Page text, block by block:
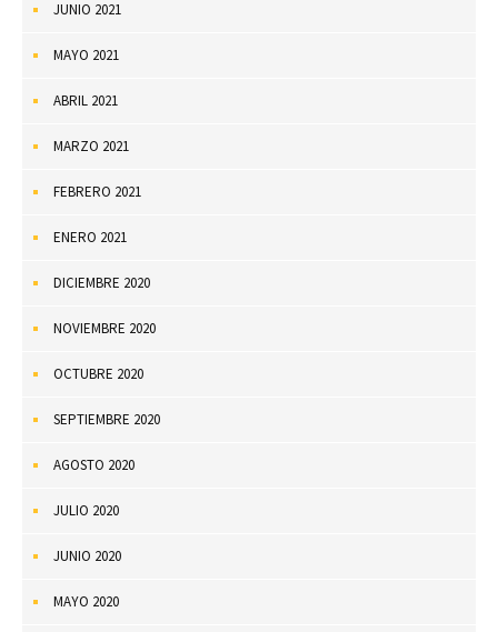
JUNIO 2021
MAYO 2021
ABRIL 2021
MARZO 2021
FEBRERO 2021
ENERO 2021
DICIEMBRE 2020
NOVIEMBRE 2020
OCTUBRE 2020
SEPTIEMBRE 2020
AGOSTO 2020
JULIO 2020
JUNIO 2020
MAYO 2020